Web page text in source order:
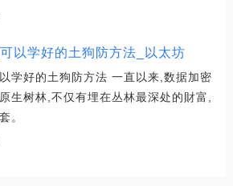
以学好的土狗防方法_以太坊
学好的土狗防方法 一直以来,数据加密
生树林,不仅有埋在丛林最深处的財富,
。